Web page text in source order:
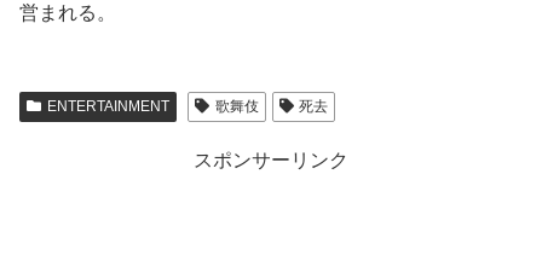
営まれる。
ENTERTAINMENT 歌舞伎 死去
スポンサーリンク